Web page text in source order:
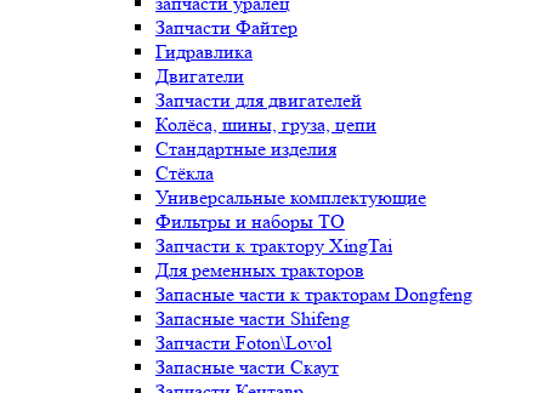
Запчасти Файтер
Гидравлика
Двигатели
Запчасти для двигателей
Колёса, шины, груза, цепи
Стандартные изделия
Стёкла
Универсальные комплектующие
Фильтры и наборы ТО
Запчасти к трактору XingTai
Для ременных тракторов
Запасные части к тракторам Dongfeng
Запасные части Shifeng
Запчасти Foton\Lovol
Запасные части Скаут